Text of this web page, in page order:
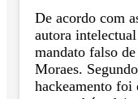
De acordo com
autora
mandato falso
Moraes.
hackeamento foi